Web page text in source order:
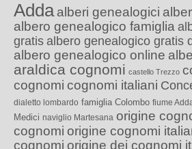
Adda alberi genealogici
albero genealogico famiglia
gratis albero genealogico gratis
albero genealogico online
araldica cognomi castello Trezzo
cognomi cognomi italiani
dialetto lombardo famiglia Colombo fiume
Medici naviglio Martesana origine
cognomi origine cognomi
cognomi origine dei cognomi